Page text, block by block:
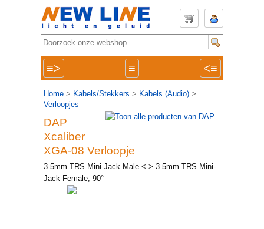
≡> ≡ <≡
Home > Kabels/Stekkers > Kabels (Audio) >
Verloopjes
DAP
Xcaliber
XGA-08 Verloopje
3.5mm TRS Mini-Jack Male <-> 3.5mm TRS Mini-
Jack Female, 90°